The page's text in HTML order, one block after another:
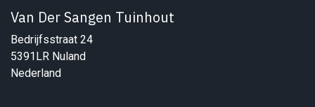
Van Der Sangen Tuinhout
Bedrijfsstraat 24
5391LR Nuland
Nederland